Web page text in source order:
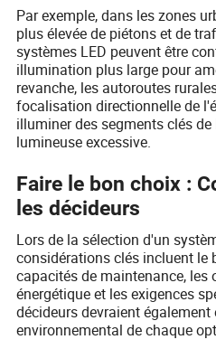
Par exemple, dans les zones
plus élevée de piétons et de
systèmes LED peuvent être
illumination plus large pour
revanche, les autoroutes
focalisation directionnelle de
illuminer des segments clés
lumineuse excessive.
Faire le bon choix :
les décideurs
Lors de la sélection d'un
considérations clés incluent le
capacités de maintenance,
énergétique et les exigences
décideurs devraient
environnemental de chaque